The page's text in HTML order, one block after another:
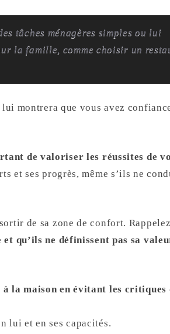
tâches ménagères simples ou lui
la famille, comme choisir un
montrera que vous avez
de valoriser les réussites de
et ses progrès, même s’ils ne
de sa zone de confort.
qu’ils ne définissent pas sa
la maison en évitant les critiques
lui et en ses capacités.